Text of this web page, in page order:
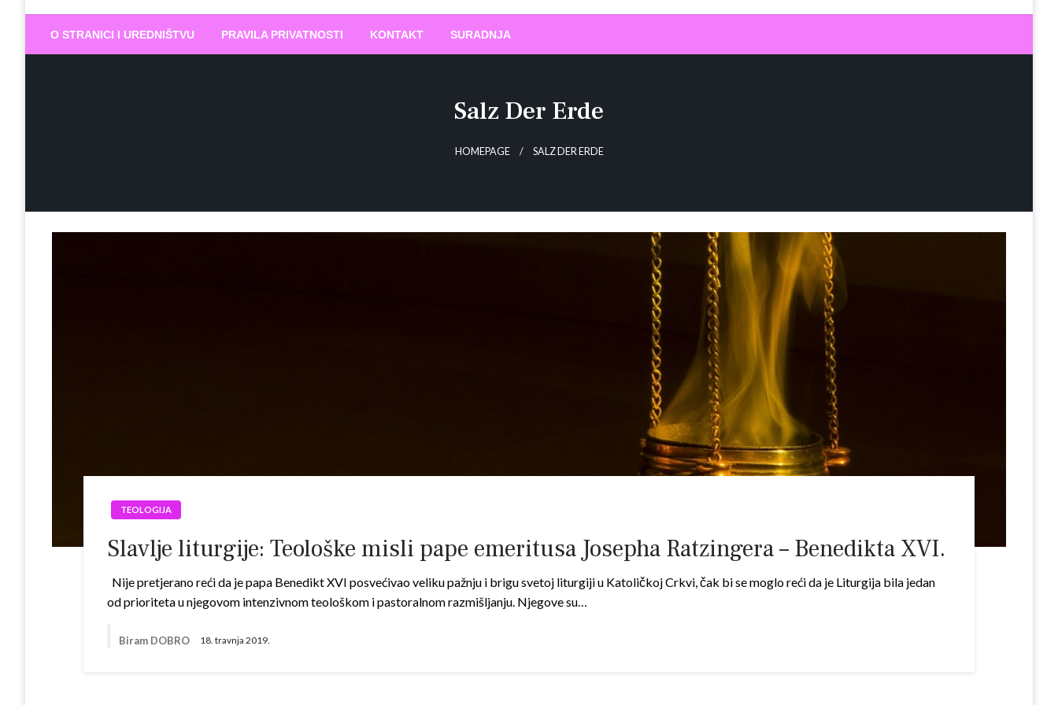
Biram DOBRO
O STRANICI I UREDNIŠTVU PRAVILA PRIVATNOSTI KONTAKT SURADNJA
Salz Der Erde
HOMEPAGE SALZ DER ERDE
TEOLOGIJA
Slavlje liturgije: Teološke misli pape emeritusa Josepha Ratzingera – Benedikta XVI.
Nije pretjerano reći da je papa Benedikt XVI posvećivao veliku pažnju i brigu svetoj liturgiji u Katoličkoj Crkvi, čak bi se moglo reći da je Liturgija bila jedan
od prioriteta u njegovom intenzivnom teološkom i pastoralnom razmišljanju. Njegove su…
Biram DOBRO 18. travnja 2019.